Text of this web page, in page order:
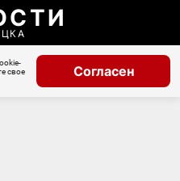
свое
Согласен